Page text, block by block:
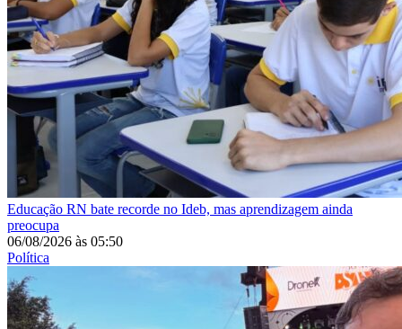
Educação RN bate recorde no Ideb, mas aprendizagem ainda
preocupa
06/08/2026 às 05:50
Política